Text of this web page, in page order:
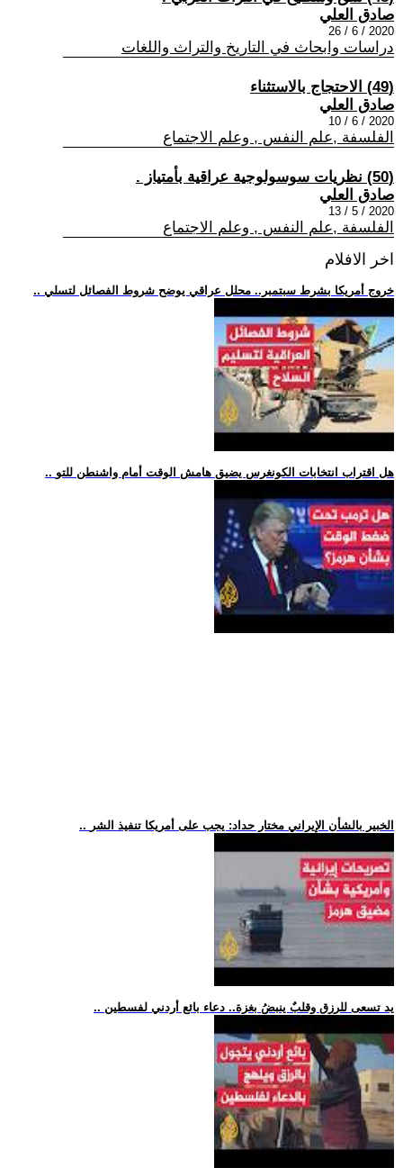
صادق العلي
2020 / 6 / 26
دراسات وابحاث في التاريخ والتراث واللغات
(49) الاحتجاج بالاستثناء
صادق العلي
2020 / 6 / 10
الفلسفة ,علم النفس , وعلم الاجتماع
(50) نظريات سوسولوجية عراقية بأمتياز .
صادق العلي
2020 / 5 / 13
الفلسفة ,علم النفس , وعلم الاجتماع
اخر الافلام
.. خروج أمريكا بشرط سبتمبر.. محلل عراقي يوضح شروط الفصائل لتسلي
.. هل اقتراب انتخابات الكونغرس يضيق هامش الوقت أمام واشنطن للتو
.. الخبير بالشأن الإيراني مختار حداد: يجب على أمريكا تنفيذ الشر
.. يد تسعى للرزق وقلبٌ ينبضُ بغزة.. دعاء بائع أردني لفسطين